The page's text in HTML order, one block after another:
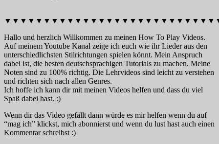
Hallo und herzlich Willkommen zu meinen How To Play Videos.
Auf meinem Youtube Kanal zeige ich euch wie ihr Lieder aus den
unterschiedlichsten Stilrichtungen spielen könnt. Mein Anspruch
dabei ist, die besten deutschsprachigen Tutorials zu machen. Meine
Noten sind zu 100% richtig. Die Lehrvideos sind leicht zu verstehen
und richten sich nach allen Genres.
Ich hoffe ich kann dir mit meinen Videos helfen und dass du viel
Spaß dabei hast. :)
Wenn dir das Video gefällt dann würde es mir helfen wenn du auf
“mag ich” klickst, mich abonnierst und wenn du lust hast auch einen
Kommentar schreibst :)